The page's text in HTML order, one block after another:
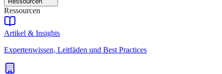
Ressourcen
Artikel & Insights
Expertenwissen, Leitfäden und Best Practices